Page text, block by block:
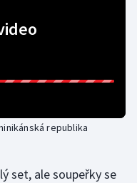
republika
set, ale soupeřky se